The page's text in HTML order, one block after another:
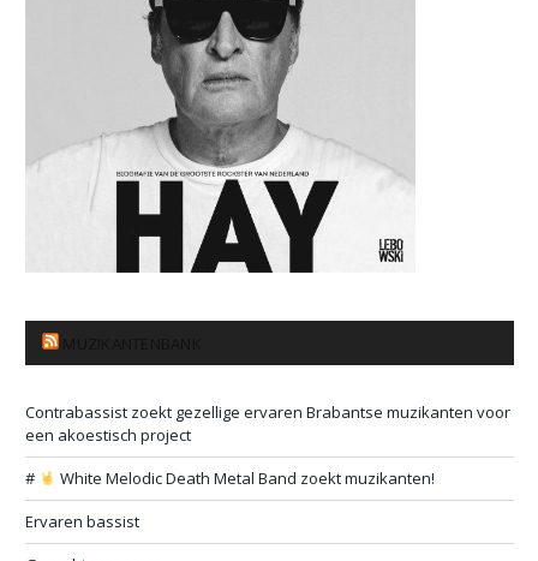
Contrabassist zoekt gezellige ervaren Brabantse muzikanten voor
een akoestisch project
#
White Melodic Death Metal Band zoekt muzikanten!
Ervaren bassist